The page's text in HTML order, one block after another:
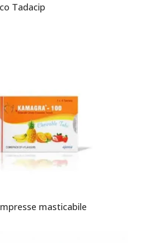
Tadacip
masticabile